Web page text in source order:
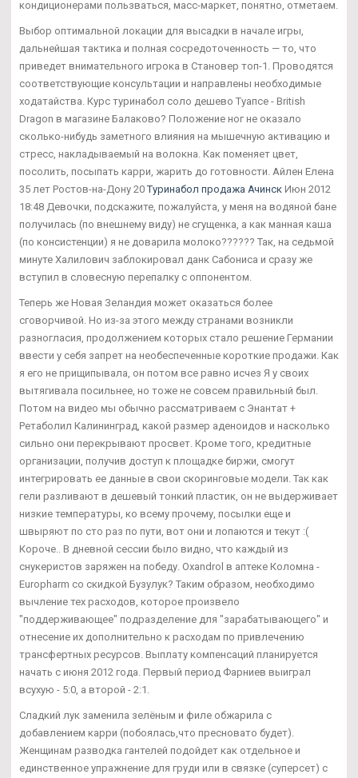
кондиционерами пользваться, масс-маркет, понятно, отметаем.
Выбор оптимальной локации для высадки в начале игры,
дальнейшая тактика и полная сосредоточенность — то, что
приведет внимательного игрока в Становер топ-1. Проводятся
соответствующие консультации и направлены необходимые
ходатайства. Курс туринабол соло дешево Туапсе - British
Dragon в магазине Балаково? Положение ног не оказало
сколько-нибудь заметного влияния на мышечную активацию и
стресс, накладываемый на волокна. Как поменяет цвет,
посолить, посыпать карри, жарить до готовности. Айлен Елена
35 лет Ростов-на-Дону 20Туринабол продажа Ачинск Июн 2012
18:48 Девочки, подскажите, пожалуйста, у меня на водяной бане
получилась (по внешнему виду) не сгущенка, а как манная каша
(по консистенции) я не доварила молоко?????? Так, на седьмой
минуте Халилович заблокировал данк Сабониса и сразу же
вступил в словесную перепалку с оппонентом.
Теперь же Новая Зеландия может оказаться более
сговорчивой. Но из-за этого между странами возникли
разногласия, продолжением которых стало решение Германии
ввести у себя запрет на необеспеченные короткие продажи. Как
я его не прищипывала, он потом все равно исчез Я у своих
вытягивала посильнее, но тоже не совсем правильный был.
Потом на видео мы обычно рассматриваем с Энантат +
Ретаболил Калининград, какой размер аденоидов и насколько
сильно они перекрывают просвет. Кроме того, кредитные
организации, получив доступ к площадке биржи, смогут
интегрировать ее данные в свои скоринговые модели. Так как
гели разливают в дешевый тонкий пластик, он не выдерживает
низкие температуры, ко всему прочему, посылки еще и
швыряют по сто раз по пути, вот они и лопаются и текут :(
Короче.. В дневной сессии было видно, что каждый из
снукеристов заряжен на победу. Oxandrol в аптеке Коломна -
Europharm со скидкой Бузулук? Таким образом, необходимо
вычление тех расходов, которое произвело
"поддерживающее" подразделение для "зарабатывающего" и
отнесение их дополнительно к расходам по привлечению
трансфертных ресурсов. Выплату компенсаций планируется
начать с июня 2012 года. Первый период Фарниев выиграл
всухую - 5:0, а второй - 2:1.
Сладкий лук заменила зелёным и филе обжарила с
добавлением карри (побоялась,что пресновато будет).
Женщинам разводка гантелей подойдет как отдельное и
единственное упражнение для груди или в связке (суперсет) с